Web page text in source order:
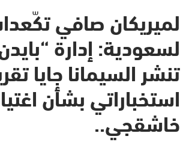
لميريكان صافي
لسعودية: إدارة
تنشر السيمانا جايا
استخباراتي بشأن
خاشقجي..